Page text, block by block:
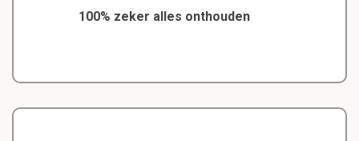
100% zeker alles onthouden